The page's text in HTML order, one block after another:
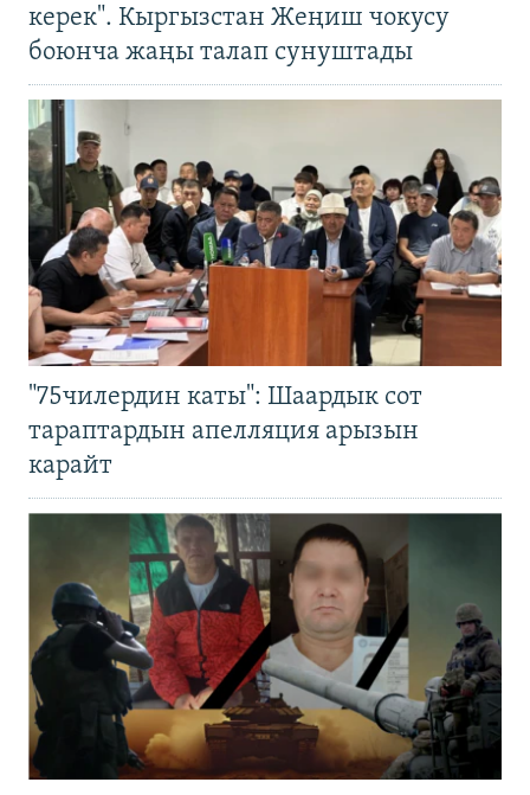
керек". Кыргызстан Жеңиш чокусу
боюнча жаңы талап сунуштады
"75чилердин каты": Шаардык сот
тараптардын апелляция арызын
карайт